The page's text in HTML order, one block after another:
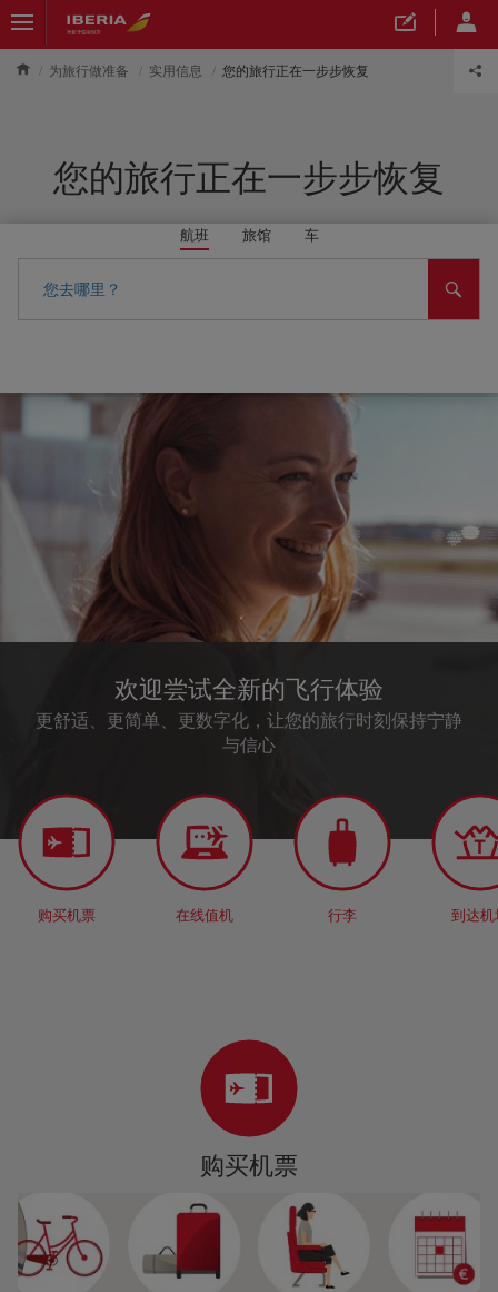
为旅行做准备 实用信息 您的旅行正在一步步恢复
您的旅行正在一步步恢复
航班 旅馆 车
您去哪里？
欢迎尝试全新的飞行体验
更舒适、更简单、更数字化，让您的旅行时刻保持宁静
与信心
购买机票 在线值机 行李 到达机
购买机票